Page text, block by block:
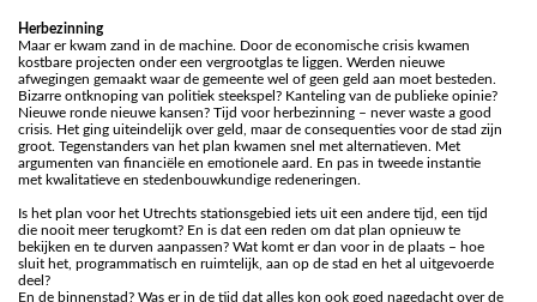
Herbezinning
Maar er kwam zand in de machine. Door de economische crisis kwamen
kostbare projecten onder een vergrootglas te liggen. Werden nieuwe
afwegingen gemaakt waar de gemeente wel of geen geld aan moet besteden.
Bizarre ontknoping van politiek steekspel? Kanteling van de publieke opinie?
Nieuwe ronde nieuwe kansen? Tijd voor herbezinning – never waste a good
crisis. Het ging uiteindelijk over geld, maar de consequenties voor de stad zijn
groot. Tegenstanders van het plan kwamen snel met alternatieven. Met
argumenten van financiële en emotionele aard. En pas in tweede instantie
met kwalitatieve en stedenbouwkundige redeneringen.
Is het plan voor het Utrechts stationsgebied iets uit een andere tijd, een tijd
die nooit meer terugkomt? En is dat een reden om dat plan opnieuw te
bekijken en te durven aanpassen? Wat komt er dan voor in de plaats – hoe
sluit het, programmatisch en ruimtelijk, aan op de stad en het al uitgevoerde
deel?
En de binnenstad? Was er in de tijd dat alles kon ook goed nagedacht over de